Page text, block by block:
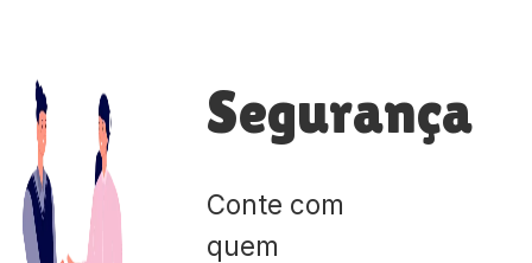
Segurança
Conte com
quem